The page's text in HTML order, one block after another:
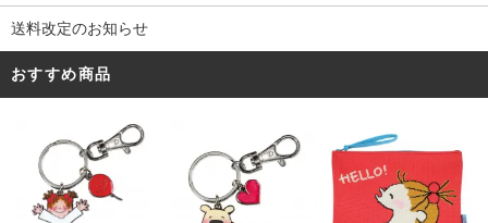
送料改定のお知らせ
おすすめ商品